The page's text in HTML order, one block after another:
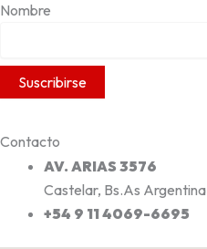
Nombre
Contacto
AV. ARIAS 3576
Castelar, Bs.As Argentina
+54 9 11 4069-6695